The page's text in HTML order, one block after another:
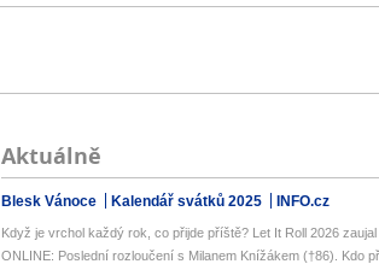
Aktuálně
Blesk Vánoce Kalendář svátků 2025 INFO.cz
Když je vrchol každý rok, co přijde příště? Let It Roll 2026 zaujal
ONLINE: Poslední rozloučení s Milanem Knížákem (†86). Kdo